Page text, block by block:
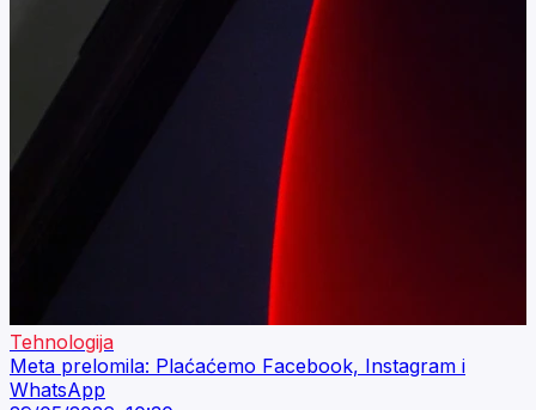
Tehnologija
Meta prelomila: Plaćaćemo Facebook, Instagram i
WhatsApp